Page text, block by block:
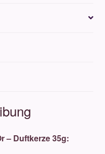
– Duftkerze 35g: